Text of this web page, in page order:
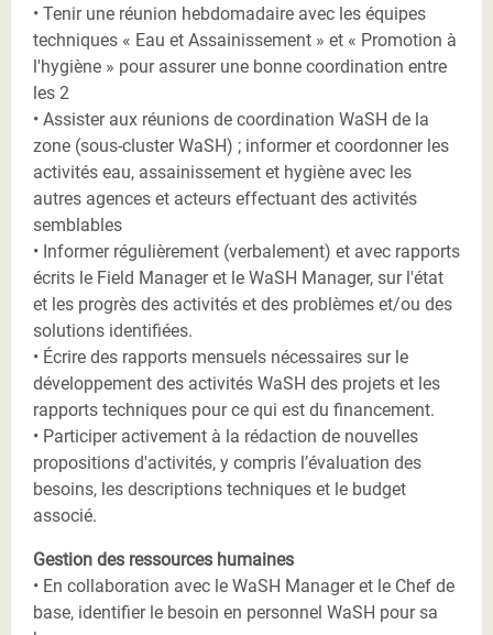
• Tenir une réunion hebdomadaire avec les équipes
techniques « Eau et Assainissement » et « Promotion à
l'hygiène » pour assurer une bonne coordination entre
les 2
• Assister aux réunions de coordination WaSH de la
zone (sous-cluster WaSH) ; informer et coordonner les
activités eau, assainissement et hygiène avec les
autres agences et acteurs effectuant des activités
semblables
• Informer régulièrement (verbalement) et avec rapports
écrits le Field Manager et le WaSH Manager, sur l'état
et les progrès des activités et des problèmes et/ou des
solutions identifiées.
• Écrire des rapports mensuels nécessaires sur le
développement des activités WaSH des projets et les
rapports techniques pour ce qui est du financement.
• Participer activement à la rédaction de nouvelles
propositions d'activités, y compris l’évaluation des
besoins, les descriptions techniques et le budget
associé.
Gestion des ressources humaines
• En collaboration avec le WaSH Manager et le Chef de
base, identifier le besoin en personnel WaSH pour sa